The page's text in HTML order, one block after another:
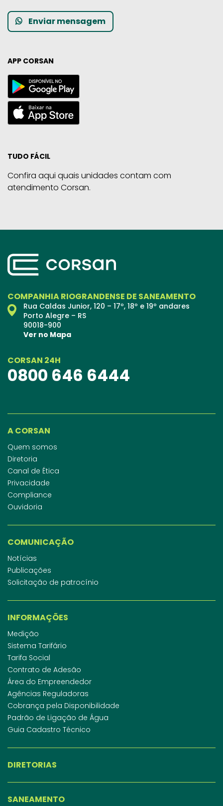
Enviar mensagem
APP CORSAN
TUDO FÁCIL
Confira aqui quais unidades contam com
atendimento Corsan.
COMPANHIA RIOGRANDENSE DE SANEAMENTO
Rua Caldas Junior, 120 – 17º, 18º e 19º andares
Porto Alegre – RS
90018-900
Ver no Mapa
CORSAN 24H
0800 646 6444
A CORSAN
Quem somos
Diretoria
Canal de Ética
Privacidade
Compliance
Ouvidoria
COMUNICAÇÃO
Notícias
Publicações
Solicitação de patrocínio
INFORMAÇÕES
Medição
Sistema Tarifário
Tarifa Social
Contrato de Adesão
Área do Empreendedor
Agências Reguladoras
Cobrança pela Disponibilidade
Padrão de Ligação de Água
Guia Cadastro Técnico
DIRETORIAS
SANEAMENTO